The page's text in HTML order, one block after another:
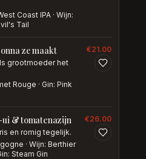
Coast IPA · Wijn:
Tail
ze maakt
grootmoeder het
Rouge · Gin: Pink
€21.00
& tomatenazijn
en romig tegelijk.
· Wijn: Berthier
Steam Gin
€26.00